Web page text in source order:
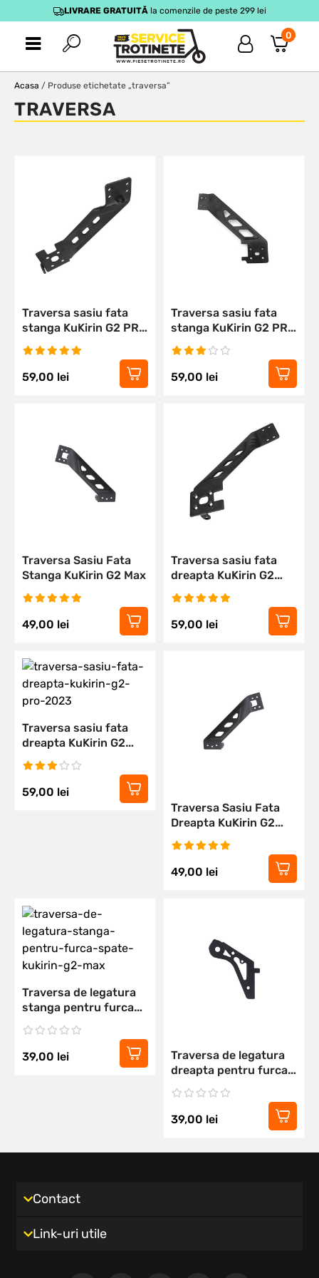
LIVRARE GRATUITĂla comenzile de peste 299 lei
0
Acasa / Produse etichetate „traversa”
TRAVERSA
Traversa sasiu fata
stanga KuKirin G2 PRO
2024
59,00 lei
Traversa sasiu fata
stanga KuKirin G2 PRO
2023
59,00 lei
Traversa Sasiu Fata
Stanga KuKirin G2 Max
49,00 lei
Traversa sasiu fata
dreapta KuKirin G2
PRO 2024
59,00 lei
Traversa sasiu fata
dreapta KuKirin G2
PRO 2023
59,00 lei
Traversa Sasiu Fata
Dreapta KuKirin G2
Max
49,00 lei
Traversa de legatura
stanga pentru furca
spate KuKirin G2 Max
39,00 lei
Traversa de legatura
dreapta pentru furca
spate KuKirin G2 Max
39,00 lei
Contact
Link-uri utile